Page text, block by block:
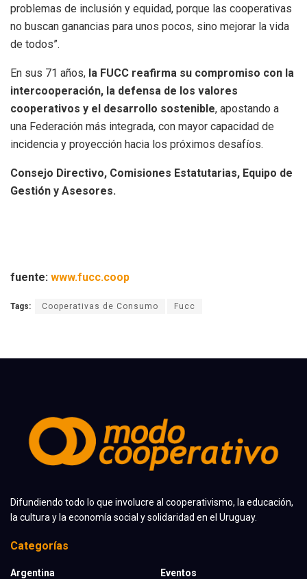
problemas de inclusión y equidad, porque las cooperativas
no buscan ganancias para unos pocos, sino mejorar la vida
de todos”.
En sus 71 años, la FUCC reafirma su compromiso con la
intercooperación, la defensa de los valores
cooperativos y el desarrollo sostenible, apostando a
una Federación más integrada, con mayor capacidad de
incidencia y proyección hacia los próximos desafíos.
Consejo Directivo, Comisiones Estatutarias, Equipo de
Gestión y Asesores.
fuente: www.fucc.coop
Tags: Cooperativas de Consumo Fucc
Difundiendo todo lo que involucre al cooperativismo, la educación,
la cultura y la economía social y solidaridad en el Uruguay.
Categorías
Argentina
Eventos